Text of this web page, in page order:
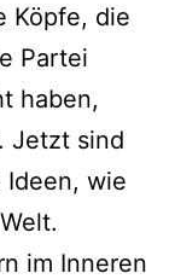
Köpfe, die
Partei
haben,
Jetzt sind
Ideen, wie
im Inneren